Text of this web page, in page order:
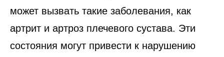
может вызвать такие заболевания, как
артрит и артроз плечевого сустава. Эти
состояния могут привести к нарушению